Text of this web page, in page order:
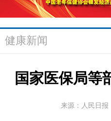
健康新闻
国家医保局等
来源：人民日